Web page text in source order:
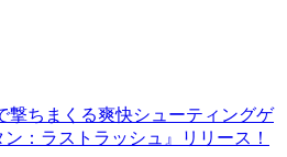
撃ちまくる爽快シューティングゲ
：ラストラッシュ』リリース！